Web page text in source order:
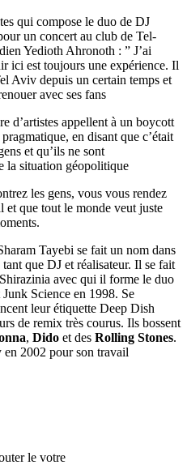
qui compose le duo de DJ
un concert au club de Tel-
Yedioth Ahronoth : ” J’ai
ici est toujours une expérience. Il
Aviv depuis un certain temps et
avec ses fans
d’artistes appellent à un boycott
en disant que c’était
et qu’ils ne sont
la situation géopolitique
les gens, vous vous rendez
et que tout le monde veut juste
Tayebi se fait un nom dans
que DJ et réalisateur. Il se fait
avec qui il forme le duo
Science en 1998. Se
leur étiquette Deep Dish
de remix très courus. Ils bossent
, Dido et des Rolling Stones.
2002 pour son travail
le votre